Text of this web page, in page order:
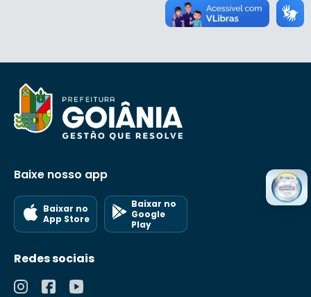
Baixe nosso app
Baixar no
App Store
Baixar no
Google
Play
Redes sociais